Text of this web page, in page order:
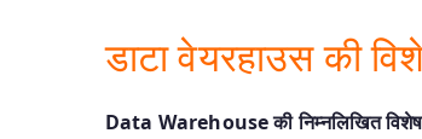
डाटा वेयरहाउस की
Data Warehouse की निम्नलिखित